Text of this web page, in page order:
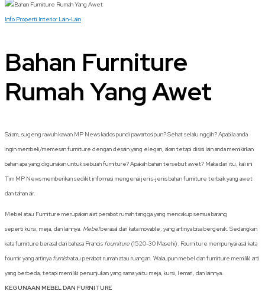
Info Properti Interior Lain-Lain
Bahan Furniture
Rumah Yang Awet
Salam, sugeng rawuh kawan MP News kados pundi pawartosipun? Sehat selalu nggih? Apabila anda
ingin membeli/memesan furniture dengan desain yang elegan, akan tetapi disisi lain anda memikirkan
bahan apa yang digunakan untuk sebuah furniture? Apakah bahan tersebut awet? Maka dari itu, kali ini
Tim MP News memberikan sedikit informasi mengenai jenis-jenis bahan furniture terbaik yang awet
dan tahan air.
Mebel atau Furniture merupakan alat perabot rumah tangga yang mencakup semua barang
seperti kursi, meja, dan lainnya. Mebelberasal dari kata movable, yang artinya bisa bergerak. Sedangkan
kata furniture berasal dari bahasa Prancis fourniture (1520-30 Masehi). Fourniture mempunyai asal kata
fournir yang artinya furnishatau perabot rumah atau ruangan. Walaupun mebel dan furniture memiliki arti
yang berbeda, tetapi memiliki penunjukan yang sama yaitu meja, kursi, lemari, dan lainnya.
KEGUNAAN MEBEL DAN FURNITURE